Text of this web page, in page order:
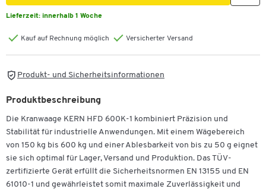
Lieferzeit: innerhalb 1 Woche
Kauf auf Rechnung möglich Versicherter Versand
Produkt- und Sicherheitsinformationen
Produktbeschreibung
Die Kranwaage KERN HFD 600K-1 kombiniert Präzision und
Stabilität für industrielle Anwendungen. Mit einem Wägebereich
von 150 kg bis 600 kg und einer Ablesbarkeit von bis zu 50 g eignet
sie sich optimal für Lager, Versand und Produktion. Das TÜV-
zertifizierte Gerät erfüllt die Sicherheitsnormen EN 13155 und EN
61010-1 und gewährleistet somit maximale Zuverlässigkeit und